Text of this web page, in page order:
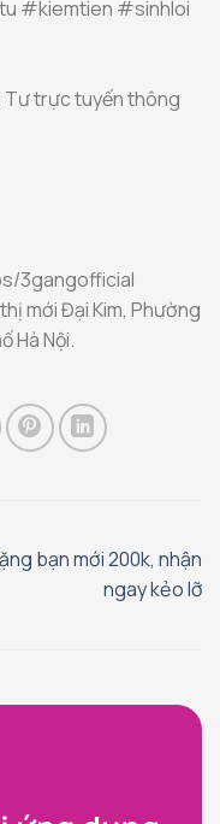
#kiemtien #sinhloi
Tư trực tuyến thông
3gangofficial
mới Đại Kim, Phường
Hà Nội.
bạn mới 200k, nhận
ngay kẻo lỡ